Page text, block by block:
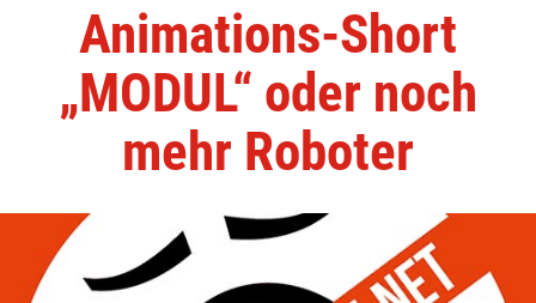
Animations-Short
„MODUL“ oder noch
mehr Roboter